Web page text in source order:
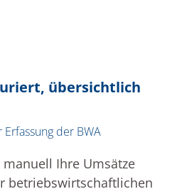
übersichtlich
manuell Ihre Umsätze
betriebswirtschaftlichen